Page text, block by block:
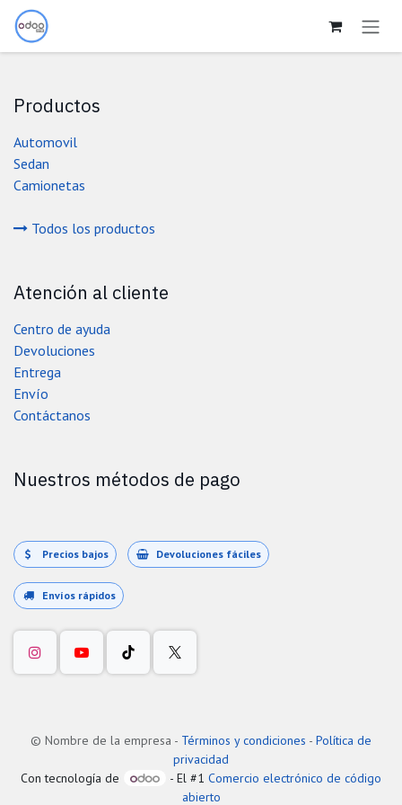
Ir al contenido
Productos
Automovil
Sedan
Camionetas
Todos los productos
Atención al cliente
Centro de ayuda
Devoluciones
Entrega
Envío
Contáctanos
Nuestros métodos de pago
Precios bajos Devoluciones fáciles
Envíos rápidos
© Nombre de la empresa - Términos y condiciones - Política de
privacidad
Con tecnología de
- El #1 Comercio electrónico de código
abierto